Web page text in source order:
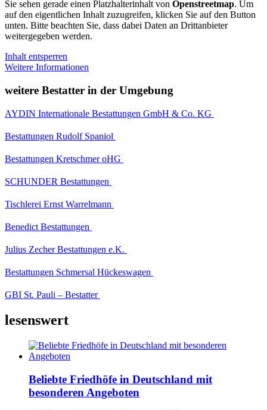
Sie sehen gerade einen Platzhalterinhalt von Openstreetmap. Um
auf den eigentlichen Inhalt zuzugreifen, klicken Sie auf den Button
unten. Bitte beachten Sie, dass dabei Daten an Drittanbieter
weitergegeben werden.
Inhalt entsperren
Weitere Informationen
weitere Bestatter in der Umgebung
AYDIN Internationale Bestattungen GmbH & Co. KG
Bestattungen Rudolf Spaniol
Bestattungen Kretschmer oHG
SCHUNDER Bestattungen
Tischlerei Ernst Warrelmann
Benedict Bestattungen
Julius Zecher Bestattungen e.K.
Bestattungen Schmersal Hückeswagen
GBI St. Pauli – Bestatter
lesenswert
Beliebte Friedhöfe in Deutschland mit
besonderen Angeboten